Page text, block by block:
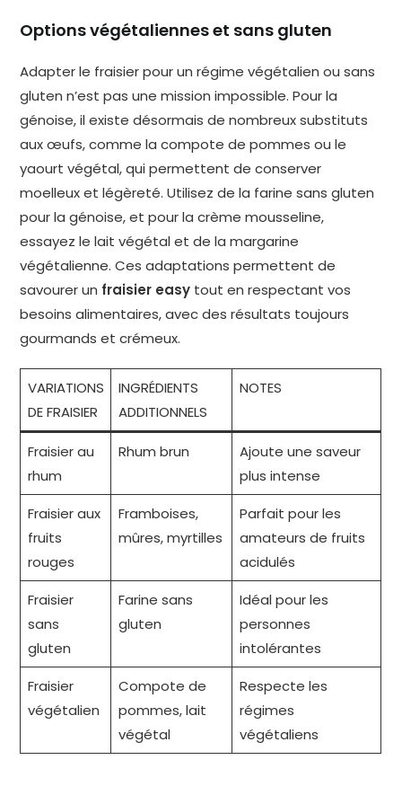
Options végétaliennes et sans gluten
Adapter le fraisier pour un régime végétalien ou sans
gluten n’est pas une mission impossible. Pour la
génoise, il existe désormais de nombreux substituts
aux œufs, comme la compote de pommes ou le
yaourt végétal, qui permettent de conserver
moelleux et légèreté. Utilisez de la farine sans gluten
pour la génoise, et pour la crème mousseline,
essayez le lait végétal et de la margarine
végétalienne. Ces adaptations permettent de
savourer un fraisier easy tout en respectant vos
besoins alimentaires, avec des résultats toujours
gourmands et crémeux.
VARIATIONS
DE FRAISIER
INGRÉDIENTS
ADDITIONNELS
NOTES
Fraisier au
rhum
Rhum brun
Ajoute une saveur
plus intense
Fraisier aux
fruits
rouges
Framboises,
mûres, myrtilles
Parfait pour les
amateurs de fruits
acidulés
Fraisier
sans
gluten
Farine sans
gluten
Idéal pour les
personnes
intolérantes
Fraisier
végétalien
Compote de
pommes, lait
végétal
Respecte les
régimes
végétaliens